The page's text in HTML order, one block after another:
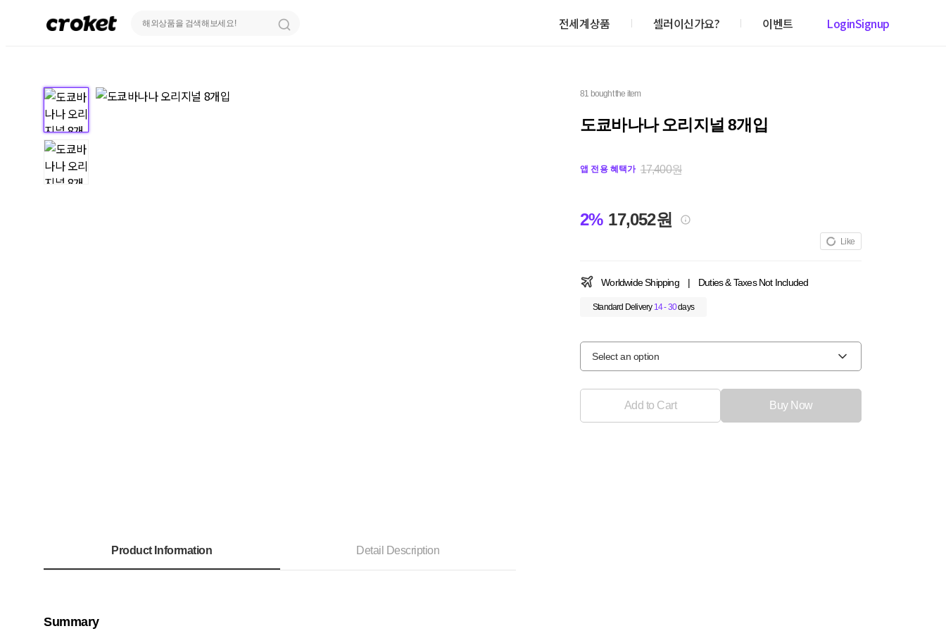
전세계상품 셀러이신가요? 이벤트 LoginSignup
81 bought the item
도쿄바나나 오리지널 8개입
앱 전용 혜택가 17,400원
2% 17,052원
Like
Worldwide Shipping | Duties & Taxes Not Included
Standard Delivery 14 - 30days
Select an option
Add to Cart Buy Now
Product Information Detail Description
Summary